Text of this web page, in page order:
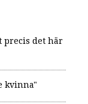
precis det här
kvinna"